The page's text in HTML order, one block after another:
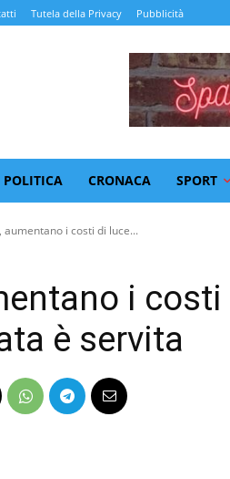
Tutela della Privacy Pubblicità
POLITICA CRONACA SPORT
aumentano i costi di luce...
i costi
è servita